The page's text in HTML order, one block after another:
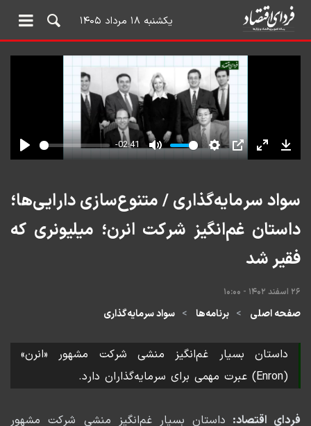
یکشنبه ۱۸ مرداد ۱۴۰۵
سواد سرمایه‌گذاری / متنوع‌سازی دارایی‌ها؛
داستان غم‌انگیز شرکت انرن؛ میلیونری که
فقیر شد
۲۶ اسفند ۱۴۰۲ - ۱۰:۰۰
صفحه اصلی برنامه‌ها سواد سرمایه‌گذاری
داستان بسیار غم‌انگیز منشی شرکت مشهور «انرن»
(Enron) عبرت مهمی برای سرمایه‌گذاران دارد.
فردای اقتصاد: داستان بسیار غم‌انگیز منشی شرکت مشهور